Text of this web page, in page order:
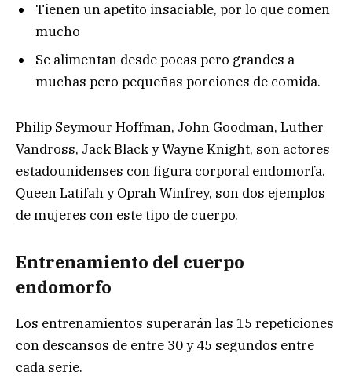
Tienen un apetito insaciable, por lo que comen
mucho
Se alimentan desde pocas pero grandes a
muchas pero pequeñas porciones de comida.
Philip Seymour Hoffman, John Goodman, Luther
Vandross, Jack Black y Wayne Knight, son actores
estadounidenses con figura corporal endomorfa.
Queen Latifah y Oprah Winfrey, son dos ejemplos
de mujeres con este tipo de cuerpo.
Entrenamiento del cuerpo
endomorfo
Los entrenamientos superarán las 15 repeticiones
con descansos de entre 30 y 45 segundos entre
cada serie.